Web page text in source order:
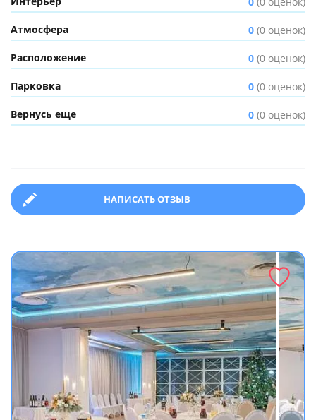
Атмосфера 0 (0 оценок)
Расположение 0 (0 оценок)
Парковка 0 (0 оценок)
Вернусь еще 0 (0 оценок)
НАПИСАТЬ ОТЗЫВ